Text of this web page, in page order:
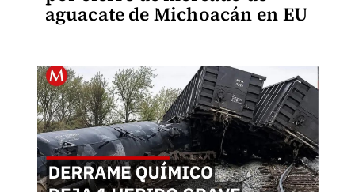
aguacate de Michoacán en EU